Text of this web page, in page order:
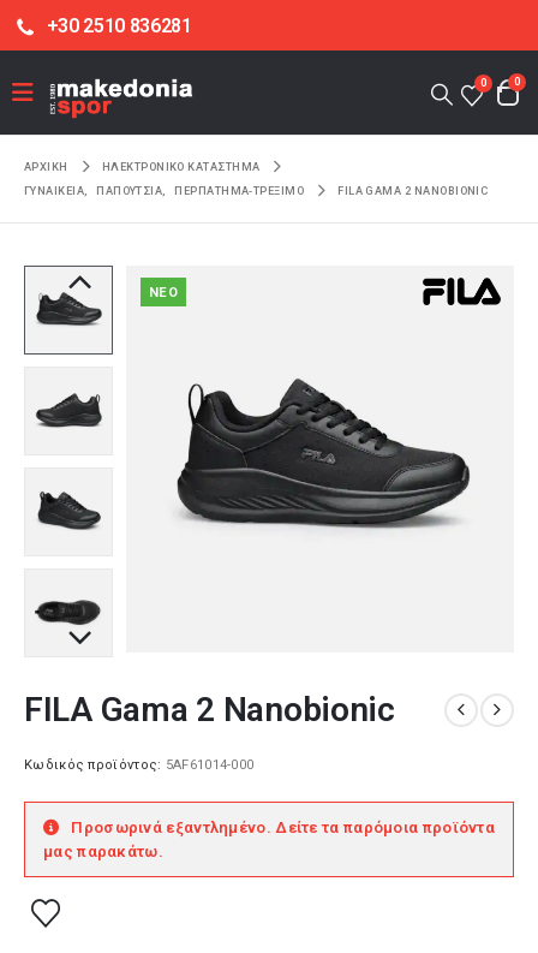
+30 2510 836281
0 0
ΑΡΧΙΚΉ
ΗΛΕΚΤΡΟΝΙΚΌ ΚΑΤΆΣΤΗΜΑ
ΓΥΝΑΙΚΕΙΑ
ΠΑΠΟΥΤΣΙΑ ΠΕΡΠΑΤΗΜΑ-ΤΡΕΞΙΜΟ FILA GAMA 2 NANOBIONIC
NEO
FILA Gama 2 Nanobionic
Κωδικός προϊόντος: 5AF61014-000
Προσωρινά εξαντλημένο. Δείτε τα παρόμοια προϊόντα
μας παρακάτω.